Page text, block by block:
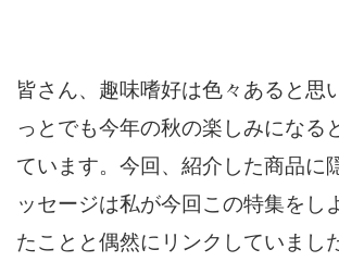
皆さん、趣味嗜好は色々あると思
っとでも今年の秋の楽しみになる
ています。今回、紹介した商品に
ッセージは私が今回この特集をし
たことと偶然にリンクしていまし